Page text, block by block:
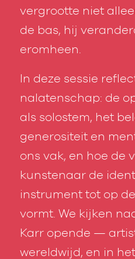
vergrootte niet
de bas, hij
eromheen.
In deze sessie
nalatenschap: de
als solostem, het
generositeit en
ons vak, en hoe de
kunstenaar de
instrument tot op
vormt. We kijken
Karr opende —
wereldwijd, en in